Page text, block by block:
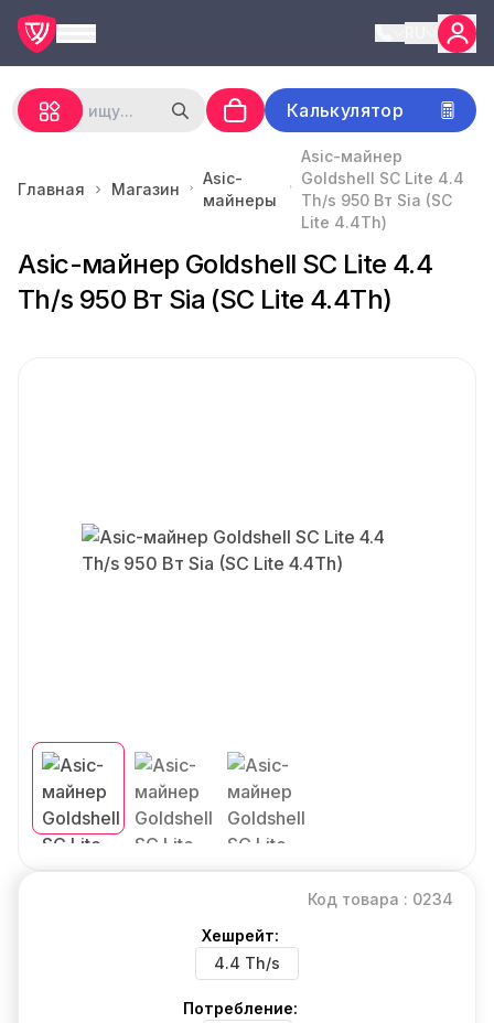
Калькулятор
Главная Магазин
Asic-
майнеры
Asic-майнер
Goldshell SC Lite 4.4
Th/s 950 Вт Sia (SC
Lite 4.4Th)
Asic-майнер Goldshell SC Lite 4.4
Th/s 950 Вт Sia (SC Lite 4.4Th)
Код товара : 0234
Хешрейт:
4.4 Th/s
Потребление: